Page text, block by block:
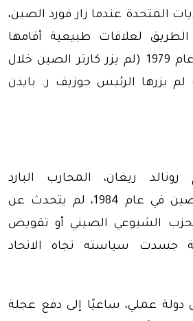
المتحدة عندما زار فورد الصين،
لعلاقات طبيعية أقامها
الرئيس جيمي كارتر عام 1979 (لم يزر كارتر الصين خلال
لم يزرها الرئيس جوزيف ر. بايدن
ريغان، المحارب البارد
المتحمس، أرض الصين في عام 1984، لم يتحدث عن
الشيوعي الصيني أو تقويض
جسدت سياسته تجاه الاتحاد
دولة عملي، ساعيًا إلى دفع عجلة